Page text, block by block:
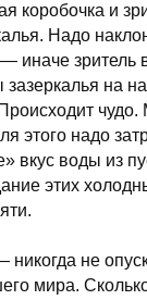
коробочка и
Надо
иначе зритель
на
этого надо
вкус воды из
этих
никогда не
мира.